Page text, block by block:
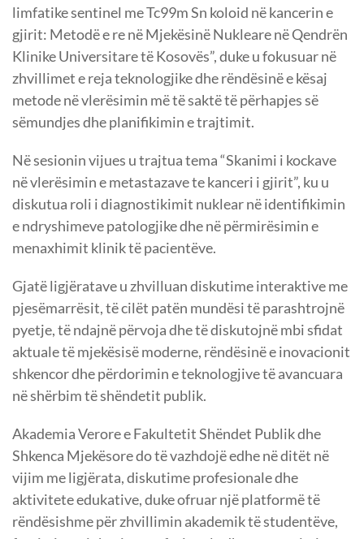
limfatike sentinel me Tc99m Sn koloid në kancerin e
gjirit: Metodë e re në Mjekësinë Nukleare në Qendrën
Klinike Universitare të Kosovës”, duke u fokusuar në
zhvillimet e reja teknologjike dhe rëndësinë e kësaj
metode në vlerësimin më të saktë të përhapjes së
sëmundjes dhe planifikimin e trajtimit.
Në sesionin vijues u trajtua tema “Skanimi i kockave
në vlerësimin e metastazave te kanceri i gjirit”, ku u
diskutua roli i diagnostikimit nuklear në identifikimin
e ndryshimeve patologjike dhe në përmirësimin e
menaxhimit klinik të pacientëve.
Gjatë ligjëratave u zhvilluan diskutime interaktive me
pjesëmarrësit, të cilët patën mundësi të parashtrojnë
pyetje, të ndajnë përvoja dhe të diskutojnë mbi sfidat
aktuale të mjekësisë moderne, rëndësinë e inovacionit
shkencor dhe përdorimin e teknologjive të avancuara
në shërbim të shëndetit publik.
Akademia Verore e Fakultetit Shëndet Publik dhe
Shkenca Mjekësore do të vazhdojë edhe në ditët në
vijim me ligjërata, diskutime profesionale dhe
aktivitete edukative, duke ofruar një platformë të
rëndësishme për zhvillimin akademik të studentëve,